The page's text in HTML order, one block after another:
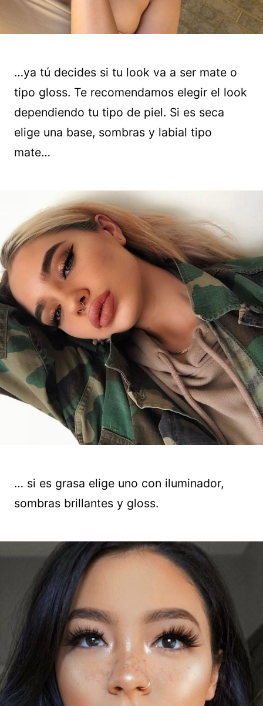
…ya tú decides si tu look va a ser mate o
tipo gloss. Te recomendamos elegir el look
dependiendo tu tipo de piel. Si es seca
elige una base, sombras y labial tipo
mate…
… si es grasa elige uno con iluminador,
sombras brillantes y gloss.